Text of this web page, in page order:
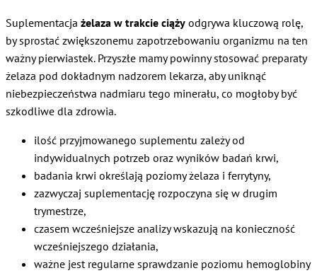
Suplementacja żelaza w trakcie ciąży odgrywa kluczową rolę,
by sprostać zwiększonemu zapotrzebowaniu organizmu na ten
ważny pierwiastek. Przyszłe mamy powinny stosować preparaty
żelaza pod dokładnym nadzorem lekarza, aby uniknąć
niebezpieczeństwa nadmiaru tego minerału, co mogłoby być
szkodliwe dla zdrowia.
ilość przyjmowanego suplementu zależy od
indywidualnych potrzeb oraz wyników badań krwi,
badania krwi określają poziomy żelaza i ferrytyny,
zazwyczaj suplementację rozpoczyna się w drugim
trymestrze,
czasem wcześniejsze analizy wskazują na konieczność
wcześniejszego działania,
ważne jest regularne sprawdzanie poziomu hemoglobiny